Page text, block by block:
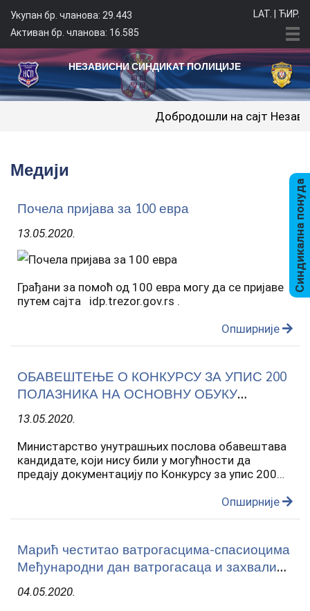
Синдикална понуда
Укупан бр. чланова: 29.443
Активан бр. чланова: 16.585
LAT. ЋИР.
НЕЗАВИСНИ СИНДИКАТ ПОЛИЦИЈЕ
Добродошли на сајт Независног
Медији
Почела пријава за 100 евра
13.05.2020.
Грађани за помоћ од 100 евра могу да се пријаве
путем сајта idp.trezor.gov.rs .
Опширније
ОБАВЕШТЕЊЕ О КОНКУРСУ ЗА УПИС 200
ПОЛАЗНИКА НА ОСНОВНУ ОБУКУ
СПАСИЛАЧКИХ ЈЕДИНИЦА
13.05.2020.
Министарство унутрашњих послова обавештава
кандидате, који нису били у могућности да
предају документацију по Конкурсу за упис 200
ватрогасно – спасилачких јединица, објављеном
Опширније
Марић честитао ватрогасцима-спасиоцима
Међународни дан ватрогасаца и захвалио
пожртвованости
04.05.2020.